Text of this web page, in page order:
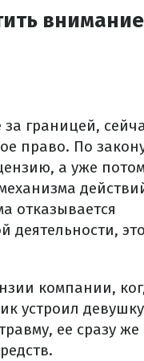
границей,
право. По
а уже
отказывается
деятельности, это
компании,
устроил девушку
ее сразу же